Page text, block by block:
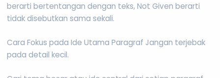
berarti bertentangan dengan teks, Not Given berarti
tidak disebutkan sama sekali.
Cara Fokus pada Ide Utama Paragraf Jangan terjebak
pada detail kecil.